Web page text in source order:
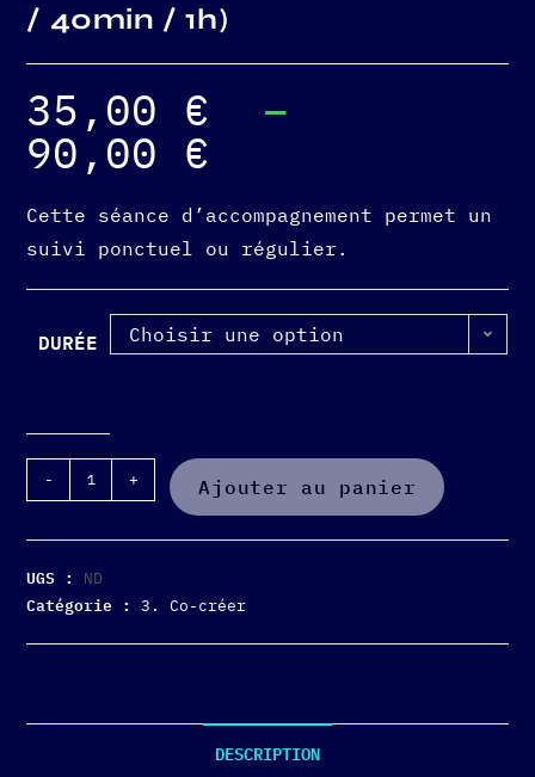
/ 40min / 1h)
35,00 € –
90,00 €
Cette séance d’accompagnement permet un
suivi ponctuel ou régulier.
DURÉE Choisir une option
- + Ajouter au panier
UGS : ND
Catégorie :3. Co-créer
DESCRIPTION